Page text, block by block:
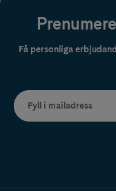
Få personliga
Fyll i mailadress